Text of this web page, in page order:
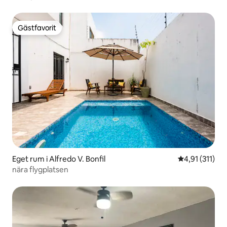
Gästfavorit
Gästfavorit
Eget rum i Alfredo V. Bonfil 4,91 av 5 i
4,91 (311)
nära flygplatsen